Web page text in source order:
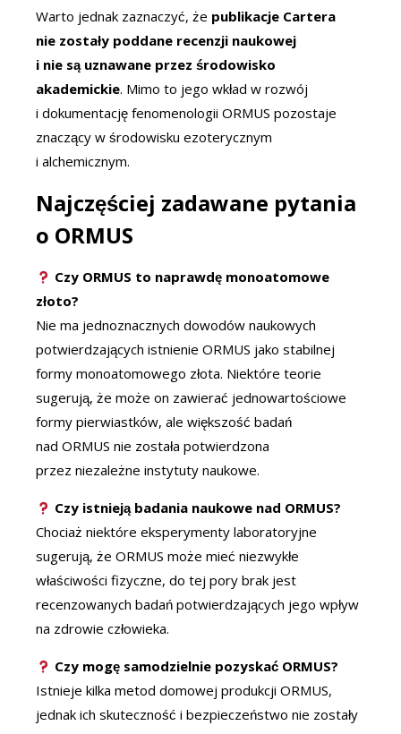
Warto jednak zaznaczyć, że publikacje Cartera
nie zostały poddane recenzji naukowej
i nie są uznawane przez środowisko
akademickie. Mimo to jego wkład w rozwój
i dokumentację fenomenologii ORMUS pozostaje
znaczący w środowisku ezoterycznym
i alchemicznym.
Najczęściej zadawane pytania
o ORMUS
Czy ORMUS to naprawdę monoatomowe
złoto?
Nie ma jednoznacznych dowodów naukowych
potwierdzających istnienie ORMUS jako stabilnej
formy monoatomowego złota. Niektóre teorie
sugerują, że może on zawierać jednowartościowe
formy pierwiastków, ale większość badań
nad ORMUS nie została potwierdzona
przez niezależne instytuty naukowe.
Czy istnieją badania naukowe nad ORMUS?
Chociaż niektóre eksperymenty laboratoryjne
sugerują, że ORMUS może mieć niezwykłe
właściwości fizyczne, do tej pory brak jest
recenzowanych badań potwierdzających jego wpływ
na zdrowie człowieka.
Czy mogę samodzielnie pozyskać ORMUS?
Istnieje kilka metod domowej produkcji ORMUS,
jednak ich skuteczność i bezpieczeństwo nie zostały